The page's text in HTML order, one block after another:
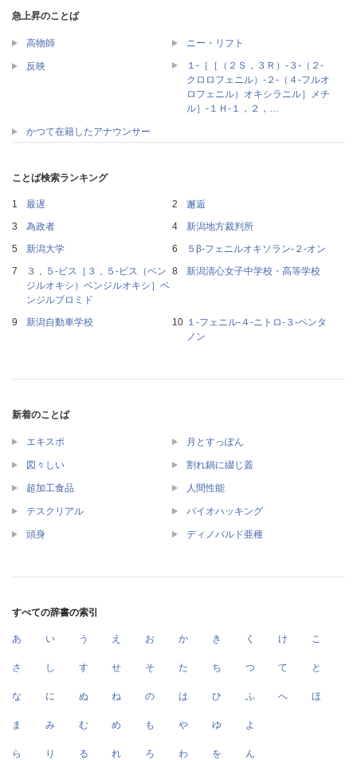
急上昇のことば
高物師 ニー・リフト
反映
１‐［［（２Ｓ，３Ｒ）‐３‐（２‐
クロロフェニル）‐２‐（４‐フルオ
ロフェニル）オキシラニル］メチ
ル］‐１Ｈ‐１，２，…
かつて在籍したアナウンサー
ことば検索ランキング
最遅
邂逅
為政者
新潟地方裁判所
新潟大学
５β‐フェニルオキソラン‐２‐オン
３，５‐ビス［３，５‐ビス（ベン
ジルオキシ）ベンジルオキシ］ベ
ンジルブロミド
新潟清心女子中学校・高等学校
新潟自動車学校
１‐フェニル‐４‐ニトロ‐３‐ペンタ
ノン
新着のことば
エキスポ 月とすっぽん
図々しい 割れ鍋に綴じ蓋
超加工食品 人間性能
テスクリアル バイオハッキング
頭身 ディノバルド亜種
すべての辞書の索引
あ い う え お か き く け こ
さ し す せ そ た ち つ て と
な に ぬ ね の は ひ ふ へ ほ
ま み む め も や ゆ よ
ら り る れ ろ わ を ん